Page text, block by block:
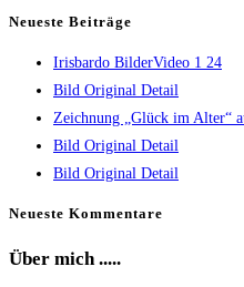
ein
close
Neueste Beiträge
Irisbardo BilderVideo 1 24
Bild Original Detail
Zeichnung „Glück im Alter“
Bild Original Detail
Bild Original Detail
Neueste Kommentare
Über mich .....